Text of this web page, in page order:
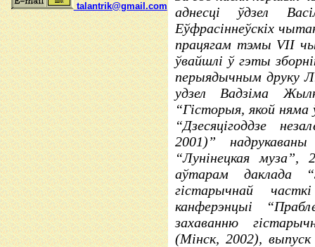
talantrik@gmail.com
аднесці ўдзел
Еўфрасіннеўскіх
працягам тэмы VII
ўвайшлі ў гэты
перыядычным друку
удзел Вадзіма
“Гісторыя, якой няма
“Дзесяцігоддзе
2001)”
“Лунінецкая
аўтарам даклада
гістарычнай
канферэнцыі
захаванню
(Мінск, 2002),